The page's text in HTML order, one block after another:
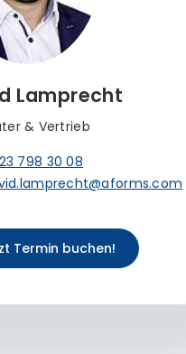
Lamprecht
& Vertrieb
798 30 08
Termin buchen!